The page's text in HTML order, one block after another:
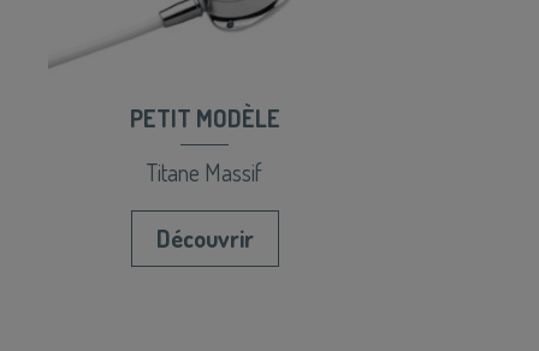
PETIT MODÈLE
Titane Massif
Découvrir